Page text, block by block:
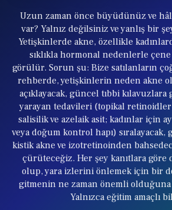
Uzun zaman önce büyüdünüz ve
var? Yalnız değilsiniz ve yanlış bir
Yetişkinlerde akne, özellikle
sıklıkla hormonal nedenlerle çene
görülür. Sorun şu: Bize satılanların
rehberde, yetişkinlerin neden akne
açıklayacak, güncel tıbbi
yarayan tedavileri (topikal
salisilik ve azelaik asit; kadınlar için
veya doğum kontrol hapı)
kistik akne ve izotretinoinden
çürüteceğiz. Her şey kanıtlara
olup, yara izlerini önlemek için bir
gitmenin ne zaman önemli olduğuna
Yalnızca eğitim amaçlı